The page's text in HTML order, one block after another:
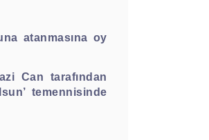
atanmasına oy
Can tarafından
temennisinde